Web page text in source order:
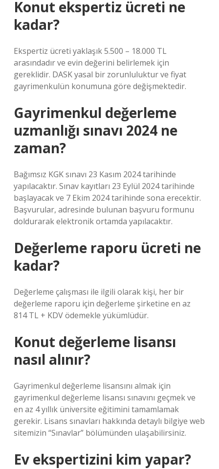
Konut ekspertiz ücreti ne
kadar?
Ekspertiz ücreti yaklaşık 5.500 – 18.000 TL
arasındadır ve evin değerini belirlemek için
gereklidir. DASK yasal bir zorunluluktur ve fiyat
gayrimenkulün konumuna göre değişmektedir.
Gayrimenkul değerleme
uzmanlığı sınavı 2024 ne
zaman?
Bağımsız KGK sınavı 23 Kasım 2024 tarihinde
yapılacaktır. Sınav kayıtları 23 Eylül 2024 tarihinde
başlayacak ve 7 Ekim 2024 tarihinde sona erecektir.
Başvurular, adresinde bulunan başvuru formunu
doldurarak elektronik ortamda yapılacaktır.
Değerleme raporu ücreti ne
kadar?
Değerleme çalışması ile ilgili olarak kişi, her bir
değerleme raporu için değerleme şirketine en az
814 TL + KDV ödemekle yükümlüdür.
Konut değerleme lisansı
nasıl alınır?
Gayrimenkul değerleme lisansını almak için
gayrimenkul değerleme lisansı sınavını geçmek ve
en az 4 yıllık üniversite eğitimini tamamlamak
gerekir. Lisans sınavları hakkında detaylı bilgiye web
sitemizin “Sınavlar” bölümünden ulaşabilirsiniz.
Ev ekspertizini kim yapar?